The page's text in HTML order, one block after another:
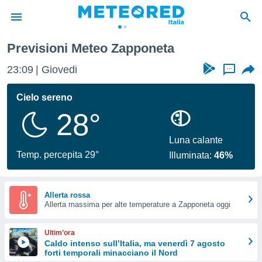
di
per
le
di
Web
le
Previsioni Meteo Zapponeta
23:09 Giovedi ...
Cielo sereno
28°
Temp. percepita 29°
Luna calante
Illuminata:46%
Allerta rossa
Allerta massima per alte temperature a Zapponeta oggi
Ultim’ora
Caldo intenso sull’Italia, ma venerdì 7 agosto
forti temporali minacciano il Nord